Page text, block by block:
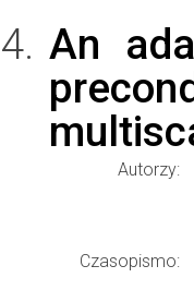
An
Autorzy:
Czasopismo: